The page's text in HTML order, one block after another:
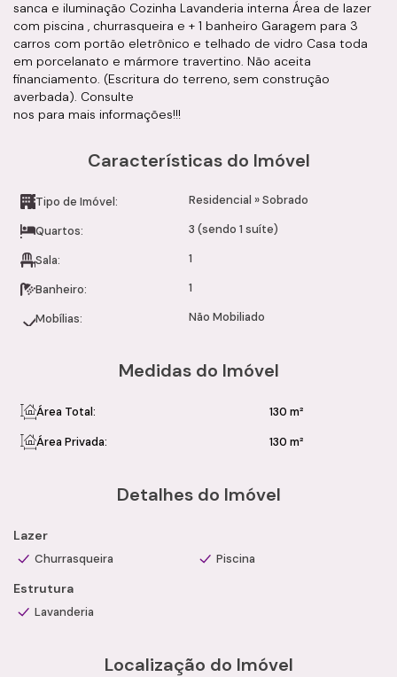
sanca e iluminação Cozinha Lavanderia interna Área de lazer
com piscina , churrasqueira e + 1 banheiro Garagem para 3
carros com portão eletrônico e telhado de vidro Casa toda
em porcelanato e mármore travertino. Não aceita
financiamento. (Escritura do terreno, sem construção
averbada). Consulte
nos para mais informações!!!
Características do Imóvel
Tipo de Imóvel: Residencial »Sobrado
Quartos: 3 (sendo 1 suíte)
Sala: 1
Banheiro: 1
Mobílias: Não Mobiliado
Medidas do Imóvel
Área Total:
130 m²
Área Privada:
130 m²
Detalhes do Imóvel
Lazer
Churrasqueira Piscina
Estrutura
Lavanderia
Localização do Imóvel